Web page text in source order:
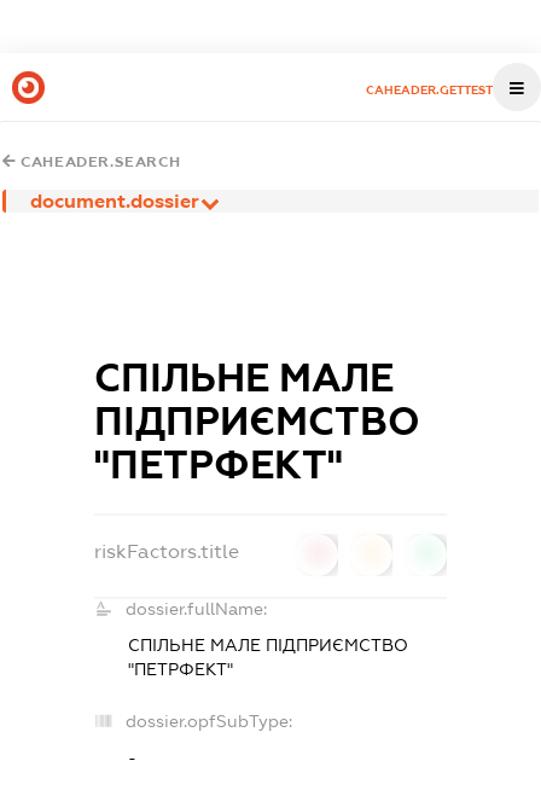
CAHEADER.GETTEST
CAHEADER.SEARCH
document.dossier
СПІЛЬНЕ МАЛЕ
ПІДПРИЄМСТВО
"ПЕТРФЕКТ"
riskFactors.title
dossier.fullName:
СПІЛЬНЕ МАЛЕ ПІДПРИЄМСТВО
"ПЕТРФЕКТ"
dossier.opfSubType:
-